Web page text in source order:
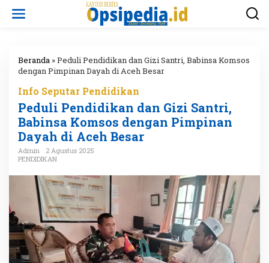
Beranda »Peduli Pendidikan dan Gizi Santri, Babinsa Komsos
dengan Pimpinan Dayah di Aceh Besar
Info Seputar Pendidikan
Peduli Pendidikan dan Gizi Santri,
Babinsa Komsos dengan Pimpinan
Dayah di Aceh Besar
Admin
2 Agustus 2025
PENDIDIKAN